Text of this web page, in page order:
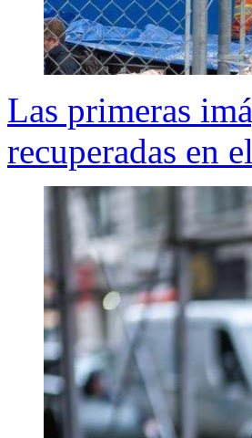
Las primeras
recuperadas en